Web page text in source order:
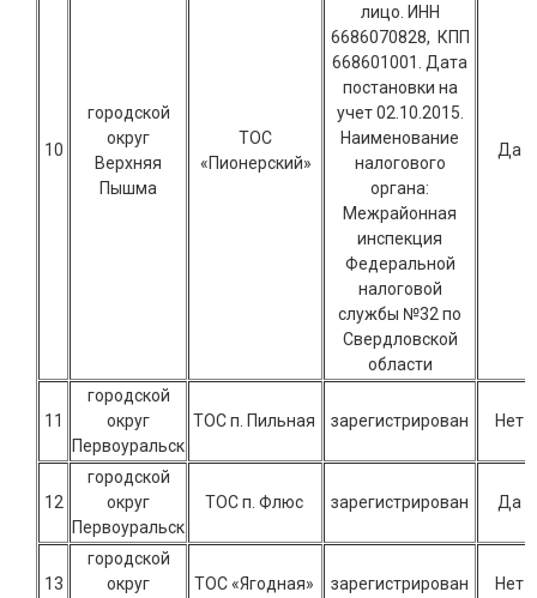
10
городской
округ
Верхняя
Пышма
ТОС
«Пионерский»
лицо. ИНН
6686070828, КПП
668601001. Дата
постановки на
учет 02.10.2015.
Наименование
налогового
органа:
Межрайонная
инспекция
Федеральной
налоговой
службы №32 по
Свердловской
области
Да
11
городской
округ
Первоуральск
ТОС п. Пильная зарегистрирован Нет
12
городской
округ
Первоуральск
ТОС п. Флюс зарегистрирован Да
13
городской
округ
ТОС «Ягодная» зарегистрирован Нет